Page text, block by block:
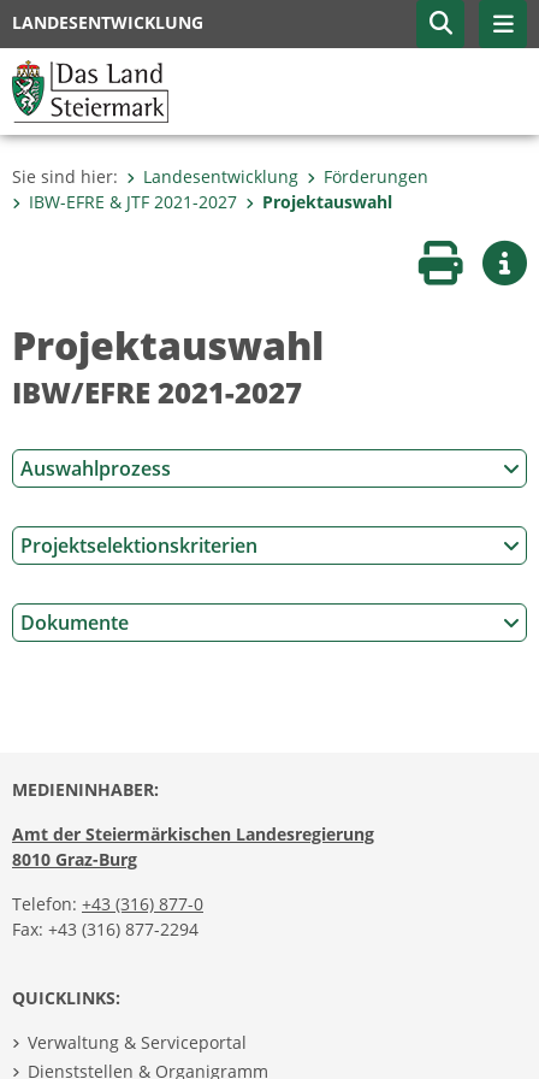
LANDESENTWICKLUNG
Sie sind hier: Landesentwicklung
Förderungen
IBW-EFRE & JTF 2021-2027
Projektauswahl
Seite
Projektauswahl
IBW/EFRE 2021-2027
Auswahlprozess
Projektselektionskriterien
Dokumente
MEDIENINHABER:
Amt der Steiermärkischen Landesregierung
8010 Graz-Burg
Telefon: +43 (316) 877-0
Fax: +43 (316) 877-2294
QUICKLINKS:
Verwaltung & Serviceportal
Dienststellen & Organigramm